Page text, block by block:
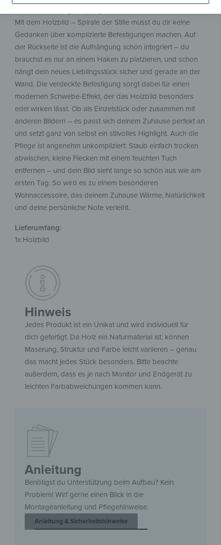
Mit dem Holzbild – Spirale der Stille musst du dir keine
Gedanken über komplizierte Befestigungen machen. Auf
der Rückseite ist die Aufhängung schon integriert – du
brauchst es nur an einem Haken zu platzieren, und schon
hängt dein neues Lieblingsstück sicher und gerade an der
Wand. Die verdeckte Befestigung sorgt dabei für einen
modernen Schwebe-Effekt, der das Holzbild besonders
edel wirken lässt. Ob als Einzelstück oder zusammen mit
anderen Bildern – es passt sich deinem Zuhause perfekt an
und setzt ganz von selbst ein stilvolles Highlight. Auch die
Pflege ist angenehm unkompliziert: Staub einfach trocken
abwischen, kleine Flecken mit einem feuchten Tuch
entfernen – und dein Bild sieht lange so schön aus wie am
ersten Tag. So wird es zu einem besonderen
Wohnaccessoire, das deinem Zuhause Wärme, Natürlichkeit
und deine persönliche Note verleiht.
Lieferumfang:
1x Holzbild
Anleitung
Benötigst du Unterstützung beim Aufbau? Kein
Problem! Wirf gerne einen Blick in die
Montageanleitung und Pflegehinweise.
Anleitung & Sicherheitshinweise
Hinweis
Jedes Produkt ist ein Unikat und wird individuell für
dich gefertigt. Da Holz ein Naturmaterial ist, können
Maserung, Struktur und Farbe leicht variieren – genau
das macht jedes Stück besonders. Bitte beachte
außerdem, dass es je nach Monitor und Endgerät zu
leichten Farbabweichungen kommen kann.